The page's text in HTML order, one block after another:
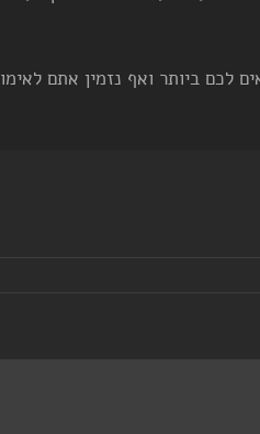
ביותר ואף נזמין אתם